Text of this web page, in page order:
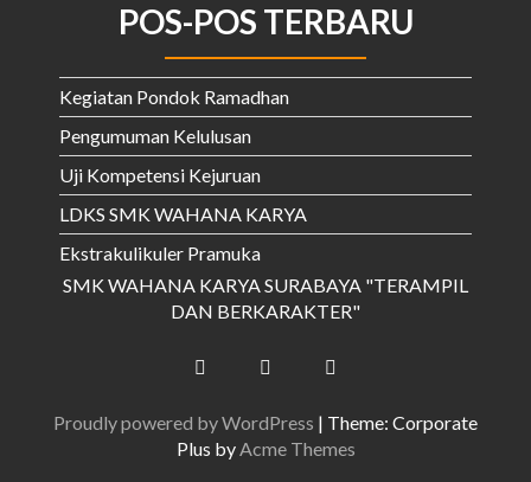
POS-POS TERBARU
Kegiatan Pondok Ramadhan
Pengumuman Kelulusan
Uji Kompetensi Kejuruan
LDKS SMK WAHANA KARYA
Ekstrakulikuler Pramuka
SMK WAHANA KARYA SURABAYA "TERAMPIL
DAN BERKARAKTER"
Proudly powered by WordPress | Theme: Corporate
Plus byAcme Themes